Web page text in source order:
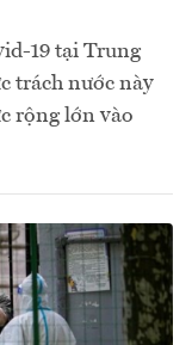
19 tại Trung
trách nước này
rộng lớn vào